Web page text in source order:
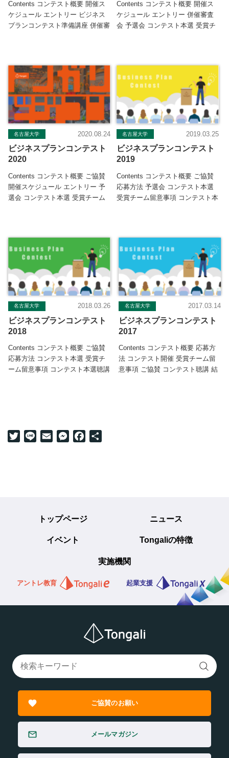
Contents コンテスト概要 開催ス
ケジュール エントリー ビジネス
プランコンテスト準備講座 併催審
Contents コンテスト概要 開催ス
ケジュール エントリー 併催審査
会 予選会 コンテスト本選 受賞チ
名古屋大学 2020.08.24
ビジネスプランコンテスト
2020
Contents コンテスト概要 ご協賛
開催スケジュール エントリー 予
選会 コンテスト本選 受賞チーム
名古屋大学 2019.03.25
ビジネスプランコンテスト
2019
Contents コンテスト概要 ご協賛
応募方法 予選会 コンテスト本選
受賞チーム留意事項 コンテスト本
名古屋大学 2018.03.26
ビジネスプランコンテスト
2018
Contents コンテスト概要 ご協賛
応募方法 コンテスト本選 受賞チ
ーム留意事項 コンテスト本選聴講
名古屋大学 2017.03.14
ビジネスプランコンテスト
2017
Contents コンテスト概要 応募方
法 コンテスト開催 受賞チーム留
意事項 ご協賛 コンテスト聴講 結
TwitterLine Email Messenger
Facebook
トップページ ニュース
イベント Tongaliの特徴
実施機関
アントレ教育 起業支援
ご協賛のお願い
メールマガジン